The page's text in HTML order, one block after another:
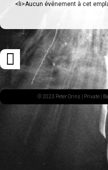
<li>Aucun événement à cet
Navigation
des
articles
ARTICLE
PRÉCÉDENT© 2023 Peter Orins | Private |